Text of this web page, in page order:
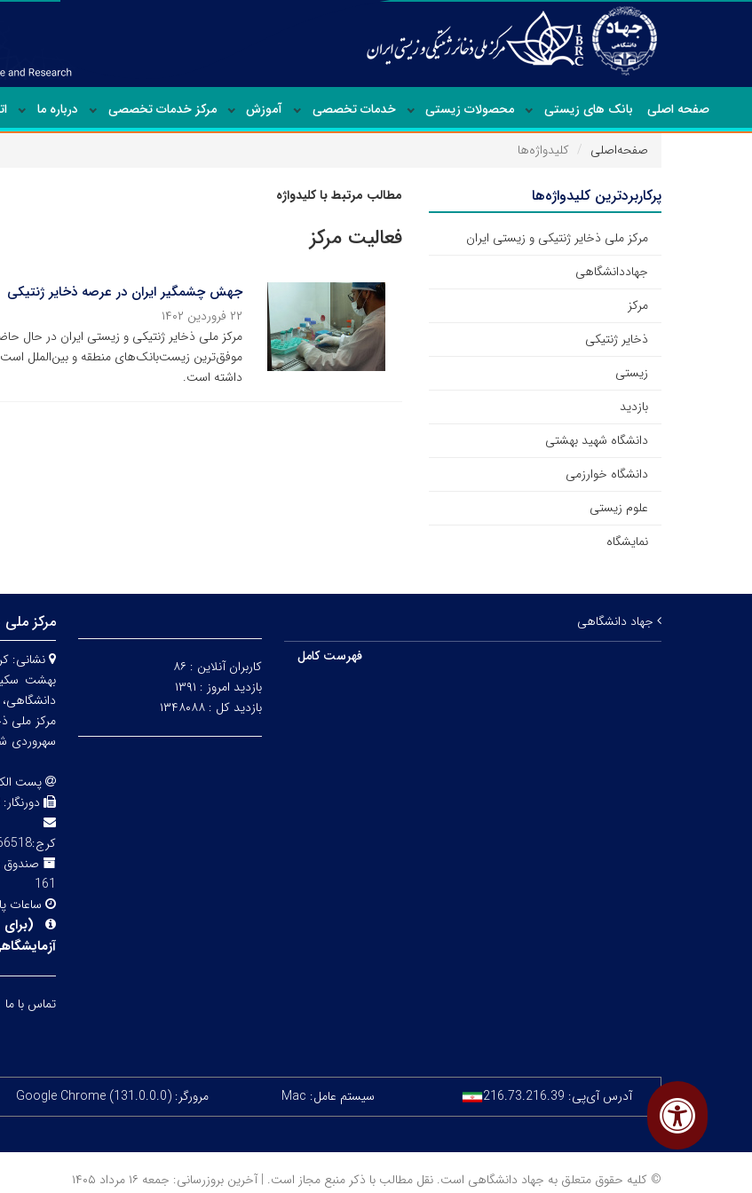
صفحه اصلی بانک های زیستی محصولات زیستی خدمات تخصصی آموزش مرکز خدمات تخصصی درباره ما
صفحه‌اصلی کلیدواژه‌ها
مطالب مرتبط با کلیدواژه
فعالیت مرکز
جهش چشمگیر ایران در عرصه ذخایر ژنتیکی
۲۲ فروردین ۱۴۰۲
مرکز ملی ذخایر ژنتیکی و زیستی ایران در حال
موفق‌ترین زیست‌بانک‌های منطقه و بین‌الملل
داشته است.
پرکاربردترین کلیدواژه‌ها
مرکز ملی ذخایر ژنتیکی و زیستی ایران
جهاددانشگاهی
مرکز
ذخایر ژنتیکی
زیستی
بازدید
دانشگاه شهید بهشتی
دانشگاه خوارزمی
علوم زیستی
نمایشگاه
جهاد دانشگاهی
فهرست کامل
کاربران آنلاین : ۸۶
بازدید امروز : ۱۳۹۱
بازدید کل : ۱۳۴۸۰۸۸
مرکز ملی
نشانی:
بهشت
مرکز ملی
سهروردی
پست
دورنگار:
کرج:3365166518
161
ساعات
(
تماس با ما
آدرس آی‌پی: 216.73.216.39 سیستم عامل: Mac مرورگر: Google Chrome (131.0.0.0)
© کلیه حقوق متعلق به جهاد دانشگاهی است. نقل مطالب با ذکر منبع مجاز است. | آخرین بروزرسانی: جمعه ۱۶ مرداد ۱۴۰۵